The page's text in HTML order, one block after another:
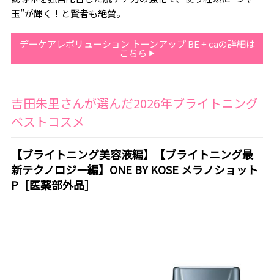
玉”が輝く！と賢者も絶賛。
デーケアレボリューション トーンアップ BE + caの詳細は
こちら
吉田朱里さんが選んだ2026年ブライトニング
ベストコスメ
【ブライトニング美容液編】【ブライトニング最
新テクノロジー編】ONE BY KOSE メラノショット
P［医薬部外品］